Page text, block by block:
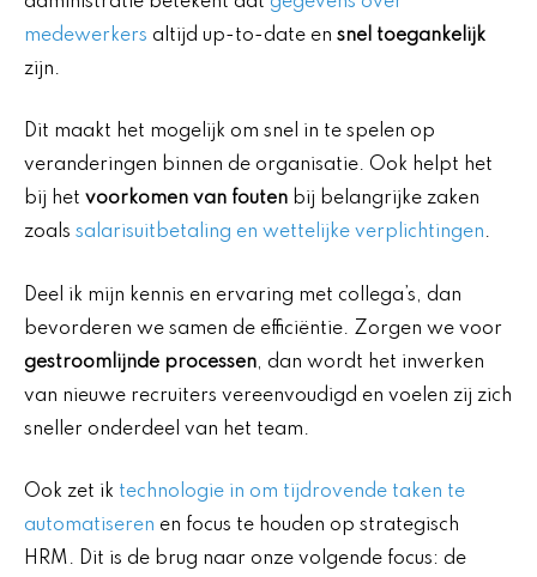
medewerkers altijd up-to-date en snel toegankelijk
zijn.
Dit maakt het mogelijk om snel in te spelen op
veranderingen binnen de organisatie. Ook helpt het
bij het voorkomen van fouten bij belangrijke zaken
zoals salarisuitbetaling en wettelijke verplichtingen.
Deel ik mijn kennis en ervaring met collega’s, dan
bevorderen we samen de efficiëntie. Zorgen we voor
gestroomlijnde processen, dan wordt het inwerken
van nieuwe recruiters vereenvoudigd en voelen zij zich
sneller onderdeel van het team.
Ook zet ik technologie in om tijdrovende taken te
automatiseren en focus te houden op strategisch
HRM. Dit is de brug naar onze volgende focus: de